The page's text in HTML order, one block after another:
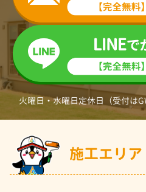
火曜日・水曜日定休日（受付は
施工エリア